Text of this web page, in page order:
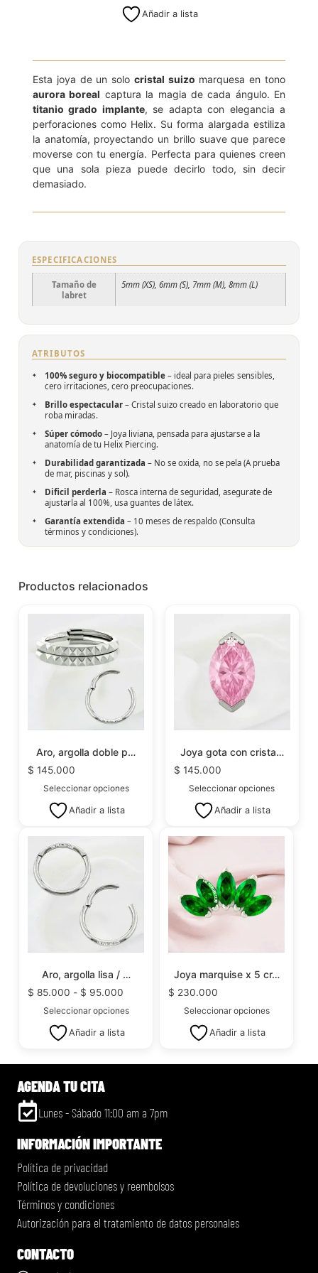
Añadir a lista
Esta joya de un solo cristal suizo marquesa en tono
aurora boreal captura la magia de cada ángulo. En
titanio grado implante, se adapta con elegancia a
perforaciones como Helix. Su forma alargada estiliza
la anatomía, proyectando un brillo suave que parece
moverse con tu energía. Perfecta para quienes creen
que una sola pieza puede decirlo todo, sin decir
demasiado.
ESPECIFICACIONES
Tamaño de
labret
5mm (XS), 6mm (S), 7mm (M), 8mm (L)
ATRIBUTOS
100% seguro y biocompatible – ideal para pieles sensibles,
cero irritaciones, cero preocupaciones.
Brillo espectacular – Cristal suizo creado en laboratorio que
roba miradas.
Súper cómodo – Joya liviana, pensada para ajustarse a la
anatomía de tu Helix Piercing.
Durabilidad garantizada – No se oxida, no se pela (A prueba
de mar, piscinas y sol).
Dificil perderla – Rosca interna de seguridad, asegurate de
ajustarla al 100%, usa guantes de látex.
Garantía extendida – 10 meses de respaldo (Consulta
términos y condiciones).
Productos relacionados
Aro, argolla doble p…
$ 145.000
Seleccionar opciones
Añadir a lista
Joya gota con crista…
$ 145.000
Seleccionar opciones
Añadir a lista
Aro, argolla lisa / …
$ 85.000 - $ 95.000
Seleccionar opciones
Añadir a lista
Joya marquise x 5 cr…
$ 230.000
Seleccionar opciones
Añadir a lista
AGENDA TU CITA
Lunes - Sábado 11:00 am a 7pm
INFORMACIÓN IMPORTANTE
Política de privacidad
Política de devoluciones y reembolsos
Términos y condiciones
Autorización para el tratamiento de datos personales
CONTACTO